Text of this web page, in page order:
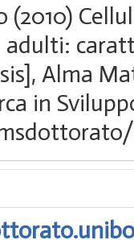
(2010)
Alma
in